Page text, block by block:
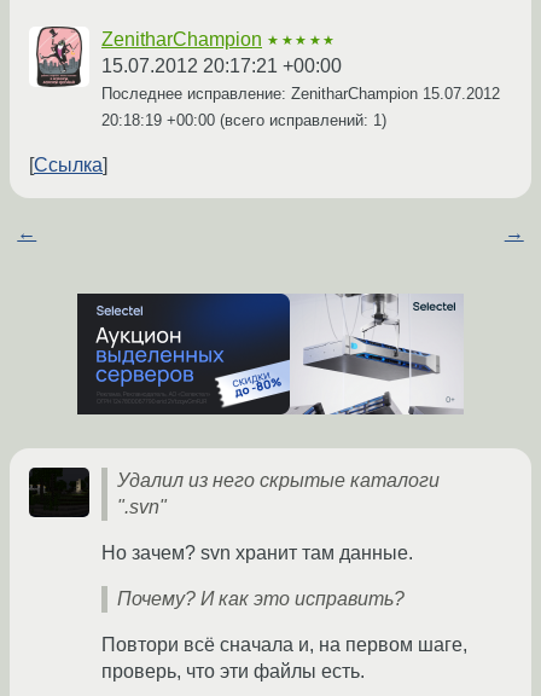
ZenitharChampion ★★★★★
15.07.2012 20:17:21 +00:00
Последнее исправление: ZenitharChampion 15.07.2012
20:18:19 +00:00 (всего исправлений: 1)
Ссылка
← →
Удалил из него скрытые каталоги
".svn"
Но зачем? svn хранит там данные.
Почему? И как это исправить?
Повтори всё сначала и, на первом шаге,
проверь, что эти файлы есть.